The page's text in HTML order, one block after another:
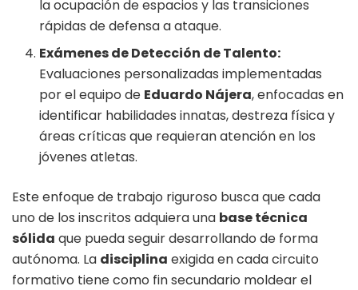
la ocupación de espacios y las transiciones
rápidas de defensa a ataque.
Exámenes de Detección de Talento:
Evaluaciones personalizadas implementadas
por el equipo de Eduardo Nájera, enfocadas en
identificar habilidades innatas, destreza física y
áreas críticas que requieran atención en los
jóvenes atletas.
Este enfoque de trabajo riguroso busca que cada
uno de los inscritos adquiera una base técnica
sólida que pueda seguir desarrollando de forma
autónoma. La disciplina exigida en cada circuito
formativo tiene como fin secundario moldear el